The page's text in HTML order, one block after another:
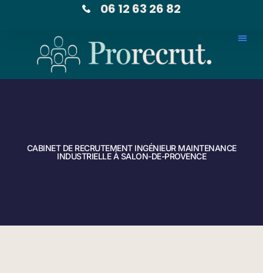
06 12 63 26 82
CABINET DE RECRUTEMENT INGÉNIEUR MAINTENANCE
INDUSTRIELLE À SALON-DE-PROVENCE